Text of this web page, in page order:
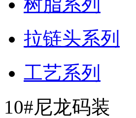
拉链头系列
工艺系列
10#尼龙码装